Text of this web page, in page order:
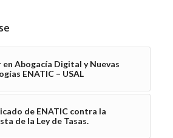
Abogacía Digital y Nuevas
ENATIC – USAL
de ENATIC contra la
de la Ley de Tasas.